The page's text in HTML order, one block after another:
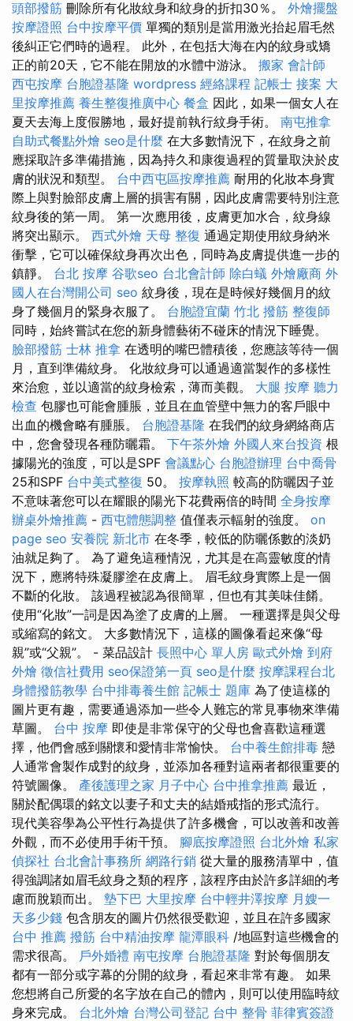
頭部撥筋 刪除所有化妝紋身和紋身的折扣30％。 外燴擺盤
按摩證照 台中按摩平價 單獨的類別是當用激光抬起眉毛然
後糾正它們時的過程。 此外，在包括大海在內的紋身或矯
正的前20​​天，它不能在開放的水體中游泳。 搬家 會計師
西屯按摩 台胞證基隆 wordpress 經絡課程 記帳士 接案 大
里按摩推薦 養生整復推廣中心 餐盒 因此，如果一個女人在
夏天去海上度假勝地，最好提前執行紋身手術。 南屯推拿
自助式餐點外燴 seo是什麼 在大多數情況下，在紋身之前
應採取許多準備措施，因為持久和康復過程的質量取決於皮
膚的狀況和類型。 台中西屯區按摩推薦 耐用的化妝本身實
際上與對臉部皮膚上層的損害有關，因此皮膚需要特別注意
紋身後的第一周。 第一次應用後，皮膚更加水合，紋身線
將突出顯示。 西式外燴 天母 整復 通過定期使用紋身納米
衝擊，它可以確保紋身再次出色，同時為皮膚提供進一步的
鎮靜。 台北 按摩 谷歌seo 台北會計師 除白蟻 外燴廠商 外
國人在台灣開公司 seo 紋身後，現在是時候好幾個月的紋
身了幾個月的緊身衣服了。 台胞證宜蘭 竹北 撥筋 整復師
同時，始終嘗試在您的新身體藝術不碰床的情況下睡覺。
臉部撥筋 士林 推拿 在透明的嘴巴體積後，您應該等待一個
月，直到準備紋身。 化妝紋身可以通過適當製作的多樣性
來治愈，並以適當的紋身檢索，薄而美觀。 大腿 按摩 聽力
檢查 包膠也可能會腫脹，並且在血管壁中無力的客戶眼中
出血的機會略有腫脹。 台胞證基隆 在我們的紋身網絡商店
中，您會發現各種防曬霜。 下午茶外燴 外國人來台投資 根
據陽光的強度，可以是SPF 會議點心 台胞證辦理 台中喬骨
25和SPF 台中美式整復 50。 按摩執照 較高的防曬因子並
不意味著您可以在耀眼的陽光下花費兩倍的時間 全身按摩
辦桌外燴推薦 - 西屯體態調整 值僅表示輻射的強度。 on
page seo 安養院 新北市 在冬季，較低的防曬係數的淡奶
油就足夠了。 為了避免這種情況，尤其是在高靈敏度的情
況下，應將特殊凝膠塗在皮膚上。 眉毛紋身實際上是一個
不斷的化妝。 該過程被認為很簡單，但也有其美味佳餚。
使用“化妝”一詞是因為塗了皮膚的上層。 一種選擇是與父母
或縮寫的銘文。 大多數情況下，這樣的圖像看起來像“母
親”或“父親”。 - 菜品設計 長照中心 單人房 歐式外燴 到府
外燴 徵信社費用 seo保證第一頁 seo是什麼 按摩課程台北
身體撥筋教學 台中排毒養生館 記帳士 題庫 為了使這樣的
圖片更有趣，需要通過添加一些令人難忘的常見事物來準備
草圖。 台中 按摩 即使是非常保守的父母也會喜歡這種選
擇，他們會感到關懷和愛情非常愉快。 台中養生館排毒 戀
人通常會製作成對的紋身，並添加各種對這兩者都很重要的
符號圖像。 產後護理之家 月子中心 台中推拿推薦 最近，
關於配偶環的銘文以妻子和丈夫的結婚戒指的形式流行。
現代美容學為公平性行為提供了許多機會，可以改善和改善
外觀，而不必使用手術干預。 腳底按摩證照 台北外燴 私家
偵探社 台北會計事務所 網路行銷 從大量的服務清單中，值
得強調諸如眉毛紋身之類的程序，該程序由於許多詳細的考
慮而脫穎而出。 墊下巴 大里按摩 台中輕井澤按摩 月嫂一
天多少錢 包含朋友的圖片仍然很受歡迎，並且在許多國家
台中 推薦 撥筋 台中精油按摩 龍潭眼科 /地區對這些機會的
需求很高。 戶外婚禮 南屯按摩 台胞證基隆 對於每個朋友
都有一部分或字幕的分開的紋身，看起來非常有趣。 如果
您想將自己所愛的名字放在自己的體內，則可以使用臨時紋
身來完成。 台北外燴 台灣公司登記 台中 整骨 菲律賓簽證